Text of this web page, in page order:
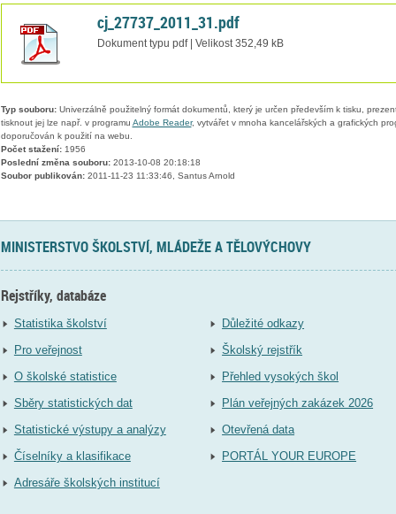
cj_27737_2011_31.pdf
Dokument typu pdf | Velikost 352,49 kB
Typ souboru:Univerzálně použitelný formát dokumentů, který je určen především k tisku,
tisknout jej lze např. v programu Adobe Reader, vytvářet v mnoha kancelářských a grafických
doporučován k použití na webu.
Počet stažení:1956
Poslední změna souboru:2013-10-08 20:18:18
Soubor publikován:2011-11-23 11:33:46, Santus Arnold
MINISTERSTVO ŠKOLSTVÍ, MLÁDEŽE A TĚLOVÝCHOVY
Rejstříky, databáze
Statistika školství
Pro veřejnost
O školské statistice
Sběry statistických dat
Statistické výstupy a analýzy
Číselníky a klasifikace
Adresáře školských institucí
Důležité odkazy
Školský rejstřík
Přehled vysokých škol
Plán veřejných zakázek 2026
Otevřená data
PORTÁL YOUR EUROPE